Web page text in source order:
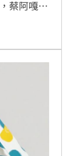
蔡阿嘎、
動向。